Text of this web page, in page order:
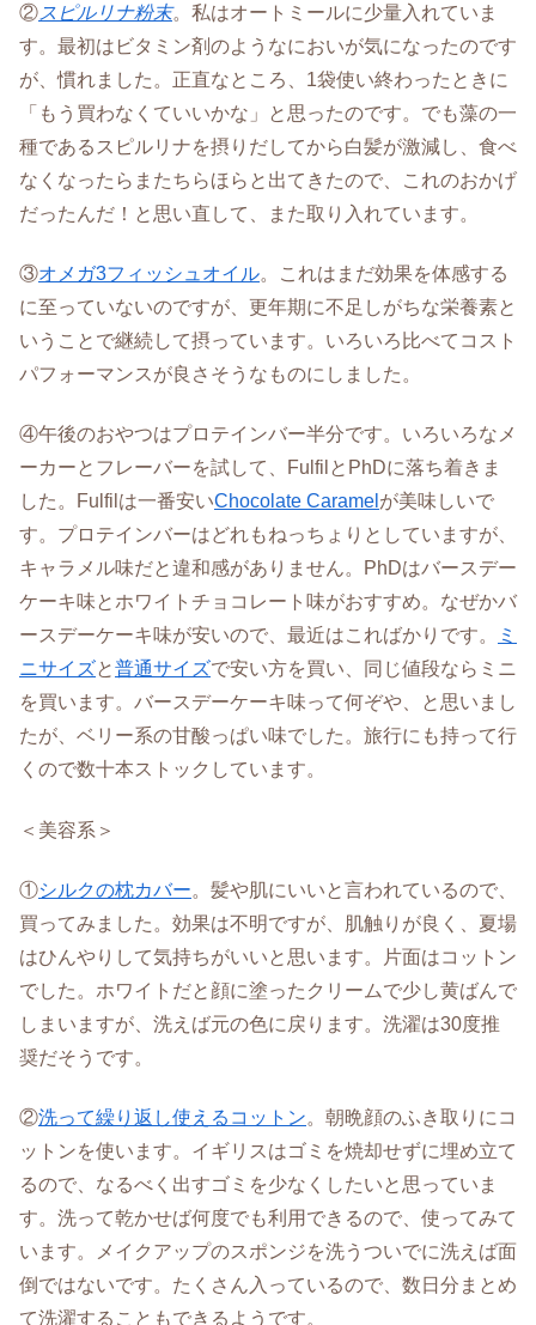
② スピルリナ粉末。私はオートミールに少量入れていま
す。最初はビタミン剤のようなにおいが気になったのです
が、慣れました。正直なところ、1袋使い終わったときに
「もう買わなくていいかな」と思ったのです。でも藻の一
種であるスピルリナを摂りだしてから白髪が激減し、食べ
なくなったらまたちらほらと出てきたので、これのおかげ
だったんだ！と思い直して、また取り入れています。
③オメガ3フィッシュオイル。これはまだ効果を体感する
に至っていないのですが、更年期に不足しがちな栄養素と
いうことで継続して摂っています。いろいろ比べてコスト
パフォーマンスが良さそうなものにしました。
④午後のおやつはプロテインバー半分です。いろいろなメ
ーカーとフレーバーを試して、FulfilとPhDに落ち着きま
した。Fulfilは一番安いChocolate Caramel が美味しいで
す。プロテインバーはどれもねっちょりとしていますが、
キャラメル味だと違和感がありません。PhDはバースデー
ケーキ味とホワイトチョコレート味がおすすめ。なぜかバ
ースデーケーキ味が安いので、最近はこればかりです。
ミ
ニサイズと普通サイズで安い方を買い、同じ値段ならミニ
を買います。バースデーケーキ味って何ぞや、と思いまし
たが、ベリー系の甘酸っぱい味でした。旅行にも持って行
くので数十本ストックしています。
＜美容系＞
①シルクの枕カバー。髪や肌にいいと言われているので、
買ってみました。効果は不明ですが、肌触りが良く、夏場
はひんやりして気持ちがいいと思います。片面はコットン
でした。ホワイトだと顔に塗ったクリームで少し黄ばんで
しまいますが、洗えば元の色に戻ります。洗濯は30度推
奨だそうです。
②洗って繰り返し使えるコットン。朝晩顔のふき取りにコ
ットンを使います。イギリスはゴミを焼却せずに埋め立て
るので、なるべく出すゴミを少なくしたいと思っていま
す。洗って乾かせば何度でも利用できるので、使ってみて
います。メイクアップのスポンジを洗うついでに洗えば面
倒ではないです。たくさん入っているので、数日分まとめ
て洗濯することもできるようです。